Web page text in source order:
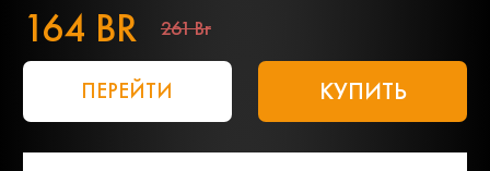
164 BR 261 Br
ПЕРЕЙТИ КУПИТЬ